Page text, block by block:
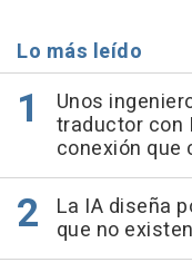
Lo más leído
Unos
traductor con
conexión que
La IA diseña
que no